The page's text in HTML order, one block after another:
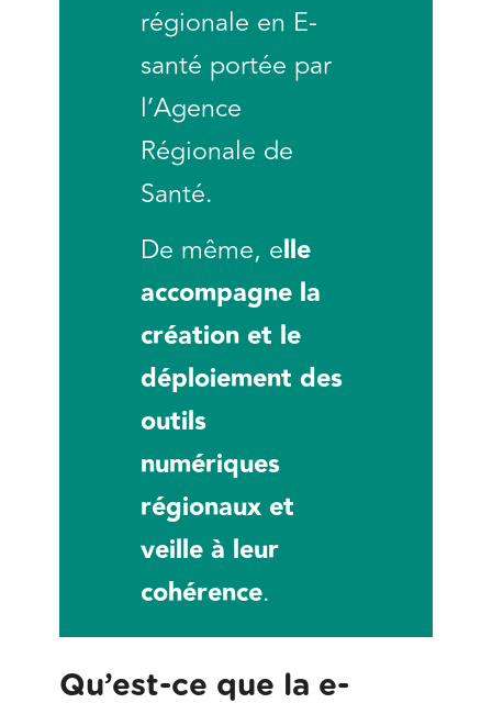
régionale en E-
santé portée par
l’Agence
Régionale de
Santé.
De même, elle
accompagne la
création et le
déploiement des
outils
numériques
régionaux et
veille à leur
cohérence.
Qu’est-ce que la e-